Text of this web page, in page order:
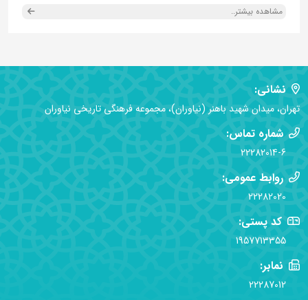
مشاهده بیشتر..
نشانی:
تهران، میدان شهید باهنر (نیاوران)، مجموعه فرهنگی تاریخی نیاوران
شماره تماس:
22282014-6
روابط عمومی:
22282020
کد پستی:
1957713355
نمابر:
22287012